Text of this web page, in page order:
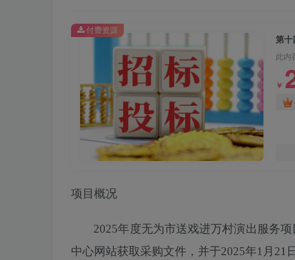
第十
此内
￥
付费资源
项目概况
2025年度无为市送戏进万村演出服务
中心网站获取采购文件， 并于2025年1 月 21 日